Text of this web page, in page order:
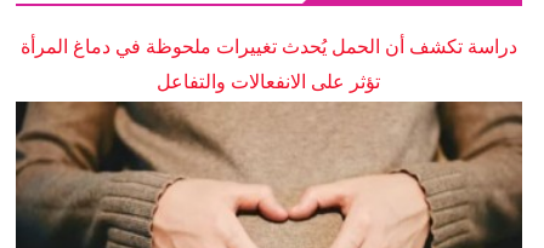
دراسة تكشف أن الحمل يُحدث تغييرات ملحوظة في دماغ المرأة
تؤثر على الانفعالات والتفاعل